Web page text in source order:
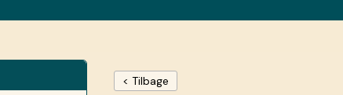
< Tilbage